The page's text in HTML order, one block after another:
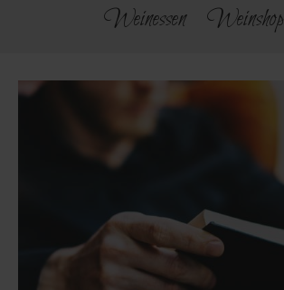
Weinessen
Weinshop